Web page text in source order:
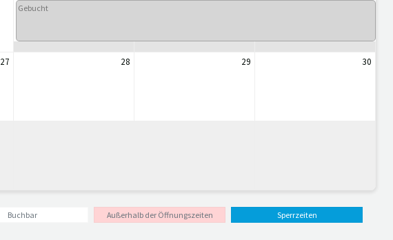
27 28 29 30
Gebucht
Buchbar Außerhalb der Öffnungszeiten Sperrzeiten